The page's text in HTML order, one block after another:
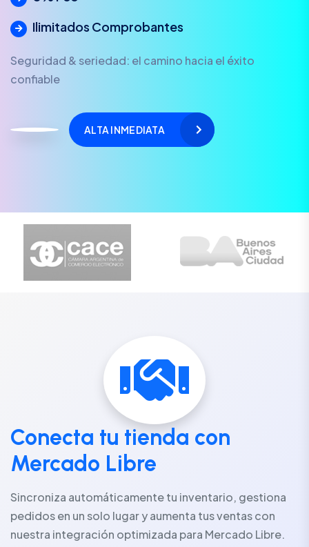
Ilimitados Comprobantes
Seguridad & seriedad: el camino hacia el éxito
confiable
ALTA INMEDIATA
Conecta tu tienda con
Mercado Libre
Sincroniza automáticamente tu inventario, gestiona
pedidos en un solo lugar y aumenta tus ventas con
nuestra integración optimizada para Mercado Libre.